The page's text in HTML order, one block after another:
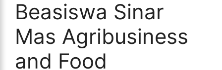
Beasiswa Sinar
Mas Agribusiness
and Food